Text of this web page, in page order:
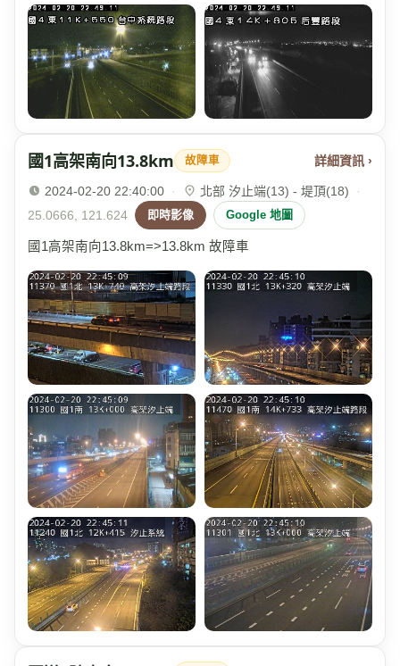
國1高架南向13.8km 故障車 詳細資訊 ›
2024-02-20 22:40:00 · 北部 汐止端(13) - 堤頂(18)
·
25.0666, 121.624
即時影像 Google 地圖
國1高架南向13.8km=>13.8km 故障車